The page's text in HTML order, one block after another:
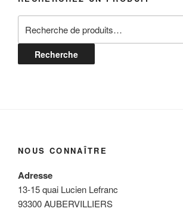
pour :
Recherche
NOUS CONNAÎTRE
Adresse
13-15 quai Lucien Lefranc
93300 AUBERVILLIERS